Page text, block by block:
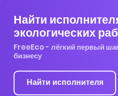
Найти
экологических
FreeEco - лёгкий первый
бизнесу
Найти исполнителя